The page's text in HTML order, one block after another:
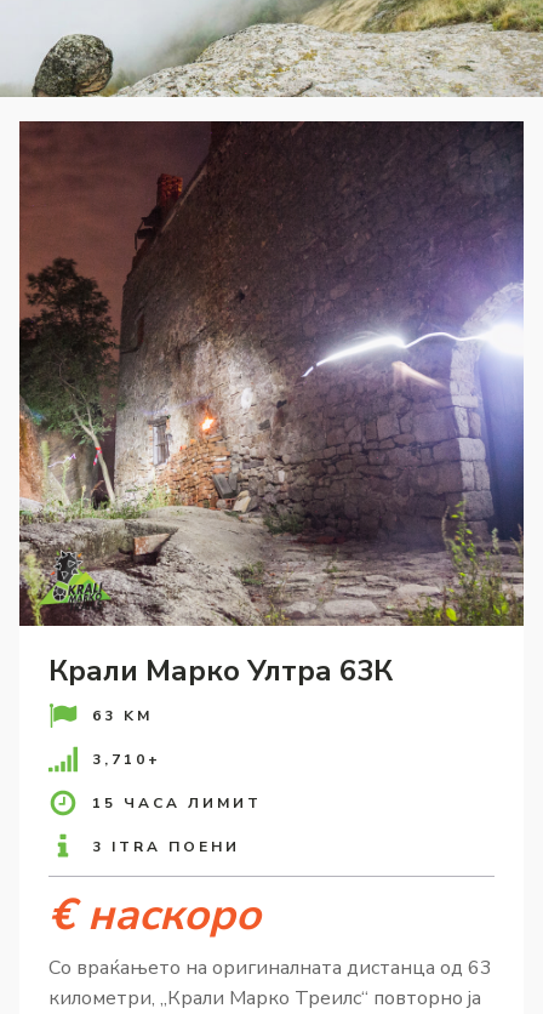
Крали Марко Ултра 63К
63 KM
3,710+
15 ЧАСА ЛИМИТ
3 ITRA ПОЕНИ
€ наскоро
Со враќањето на оригиналната дистанца од 63
километри, „Крали Марко Треилс“ повторно ја